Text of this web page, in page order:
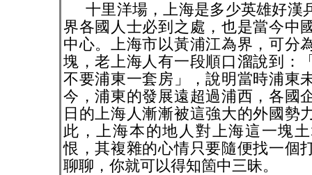
十里洋場，上海是多少英雄好漢
界各國人士必到之處，也是當今中
中心。上海市以黃浦江為界，可分
塊，老上海人有一段順口溜說到：
不要浦東一套房」，說明當時浦東
今，浦東的發展遠超過浦西，各國
日的上海人漸漸被這強大的外國勢
此，上海本的地人對上海這一塊
恨，其複雜的心情只要隨便找一個
聊聊，你就可以得知箇中三昧。